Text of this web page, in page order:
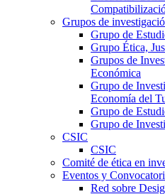
Grupos de
Grupo de
Grupo Ética,
Grupos de
Económica
Grupo de
Economía del
Grupo de
Grupo de
CSIC
CSIC
Comité de ética en
Eventos y
Red sobre